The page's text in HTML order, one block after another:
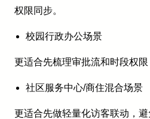
权限同步。
校园行政办公场景
更适合先梳理审批流和时段权限
社区服务中心/商住混合场景
更适合先做轻量化访客联动，避